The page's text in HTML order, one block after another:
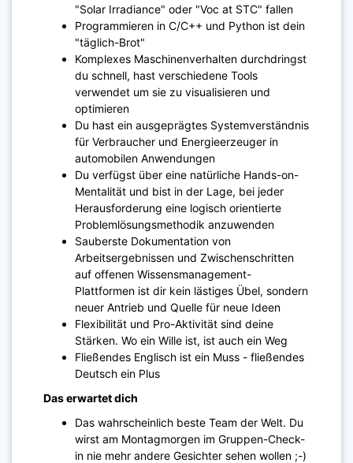
"Solar Irradiance" oder "Voc at STC" fallen
Programmieren in C/C++ und Python ist dein
"täglich-Brot"
Komplexes Maschinenverhalten durchdringst
du schnell, hast verschiedene Tools
verwendet um sie zu visualisieren und
optimieren
Du hast ein ausgeprägtes Systemverständnis
für Verbraucher und Energieerzeuger in
automobilen Anwendungen
Du verfügst über eine natürliche Hands-on-
Mentalität und bist in der Lage, bei jeder
Herausforderung eine logisch orientierte
Problemlösungsmethodik anzuwenden
Sauberste Dokumentation von
Arbeitsergebnissen und Zwischenschritten
auf offenen Wissensmanagement-
Plattformen ist dir kein lästiges Übel, sondern
neuer Antrieb und Quelle für neue Ideen
Flexibilität und Pro-Aktivität sind deine
Stärken. Wo ein Wille ist, ist auch ein Weg
Fließendes Englisch ist ein Muss - fließendes
Deutsch ein Plus
Das erwartet dich
Das wahrscheinlich beste Team der Welt. Du
wirst am Montagmorgen im Gruppen-Check-
in nie mehr andere Gesichter sehen wollen ;-)